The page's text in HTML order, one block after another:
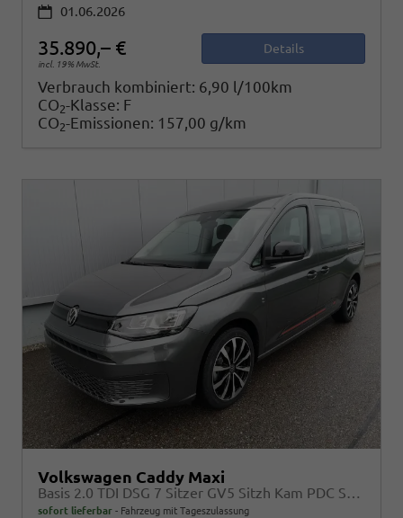
01.06.2026
35.890,– €
incl. 19% MwSt.
Details
Verbrauch kombiniert: 6,90 l/100km
CO2-Klasse: F
CO2-Emissionen: 157,00 g/km
Volkswagen Caddy Maxi
Basis 2.0 TDI DSG 7 Sitzer GV5 Sitzh Kam PDC Sport Edition
sofort lieferbar Fahrzeug mit Tageszulassung